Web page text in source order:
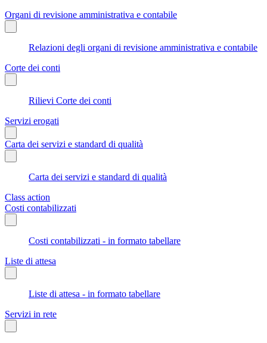
Organi di revisione amministrativa e contabile
Relazioni degli organi di revisione amministrativa e contabile
Corte dei conti
Rilievi Corte dei conti
Servizi erogati
Carta dei servizi e standard di qualità
Carta dei servizi e standard di qualità
Class action
Costi contabilizzati
Costi contabilizzati - in formato tabellare
Liste di attesa
Liste di attesa - in formato tabellare
Servizi in rete